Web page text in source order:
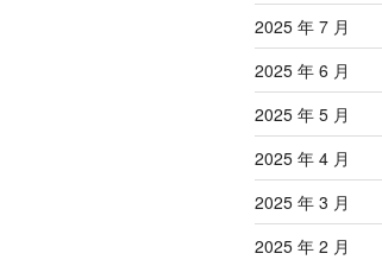
2025 年 7 月
2025 年 6 月
2025 年 5 月
2025 年 4 月
2025 年 3 月
2025 年 2 月